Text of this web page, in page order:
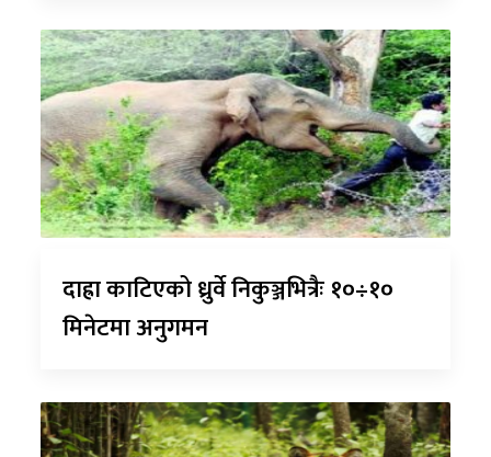
दाह्रा काटिएको ध्रुर्वे निकुञ्जभित्रैः १०÷१०
मिनेटमा अनुगमन